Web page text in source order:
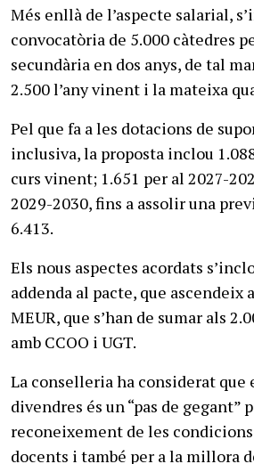
Més enllà de l’aspecte salarial,
convocatòria de 5.000 càtedres
secundària en dos anys, de tal
2.500 l’any vinent i la mateixa
Pel que fa a les dotacions de
inclusiva, la proposta inclou
curs vinent; 1.651 per al 2027-
2029-2030, fins a assolir una
6.413.
Els nous aspectes acordats
addenda al pacte, que ascendeix
MEUR, que s’han de sumar als
amb CCOO i UGT.
La conselleria ha considerat que
divendres és un “pas de gegant”
reconeixement de les
docents i també per a la millora